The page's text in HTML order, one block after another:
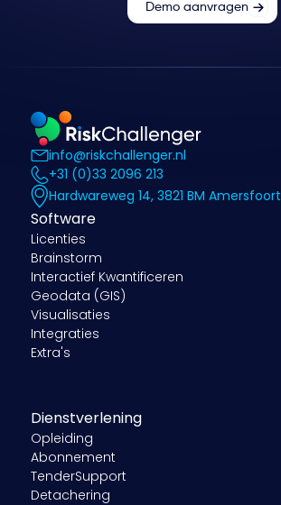
Demo aanvragen
info@riskchallenger.nl
+31 (0)33 2096 213
Hardwareweg 14, 3821 BM Amersfoort
Software
Licenties
Brainstorm
Interactief Kwantificeren
Geodata (GIS)
Visualisaties
Integraties
Extra's
Dienstverlening
Opleiding
Abonnement
TenderSupport
Detachering